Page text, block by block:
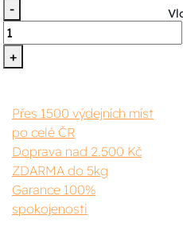
-
+
Přes 1500 výdejních míst
po celé ČR
Doprava nad 2.500 Kč
ZDARMA do 5kg
Garance 100%
spokojenosti